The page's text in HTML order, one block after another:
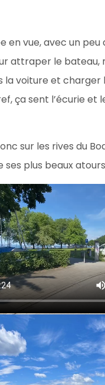
en vue, avec un peu
attraper le bateau,
la voiture et charger
ça sent l’écurie et
sur les rives du
ses plus beaux